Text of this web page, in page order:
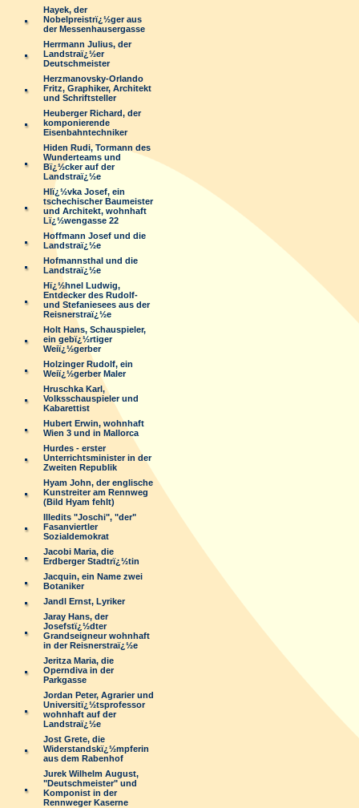
Hayek, der
Nobelpreistrï¿½ger aus
der Messenhausergasse
Herrmann Julius, der
Landstraï¿½er
Deutschmeister
Herzmanovsky-Orlando
Fritz, Graphiker, Architekt
und Schriftsteller
Heuberger Richard, der
komponierende
Eisenbahntechniker
Hiden Rudi, Tormann des
Wunderteams und
Bï¿½cker auf der
Landstraï¿½e
Hlï¿½vka Josef, ein
tschechischer Baumeister
und Architekt, wohnhaft
Lï¿½wengasse 22
Hoffmann Josef und die
Landstraï¿½e
Hofmannsthal und die
Landstraï¿½e
Hï¿½hnel Ludwig,
Entdecker des Rudolf-
und Stefaniesees aus der
Reisnerstraï¿½e
Holt Hans, Schauspieler,
ein gebï¿½rtiger
Weiï¿½gerber
Holzinger Rudolf, ein
Weiï¿½gerber Maler
Hruschka Karl,
Volksschauspieler und
Kabarettist
Hubert Erwin, wohnhaft
Wien 3 und in Mallorca
Hurdes - erster
Unterrichtsminister in der
Zweiten Republik
Hyam John, der englische
Kunstreiter am Rennweg
(Bild Hyam fehlt)
Illedits "Joschi", "der"
Fasanviertler
Sozialdemokrat
Jacobi Maria, die
Erdberger Stadtrï¿½tin
Jacquin, ein Name zwei
Botaniker
Jandl Ernst, Lyriker
Jaray Hans, der
Josefstï¿½dter
Grandseigneur wohnhaft
in der Reisnerstraï¿½e
Jeritza Maria, die
Operndiva in der
Parkgasse
Jordan Peter, Agrarier und
Universitï¿½tsprofessor
wohnhaft auf der
Landstraï¿½e
Jost Grete, die
Widerstandskï¿½mpferin
aus dem Rabenhof
Jurek Wilhelm August,
"Deutschmeister" und
Komponist in der
Rennweger Kaserne